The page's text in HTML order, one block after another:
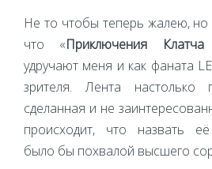
Не то чтобы теперь жалею, но
что «Приключения Клатча
удручают меня и как фаната
зрителя. Лента настолько
сделанная и не
происходит, что назвать её
было бы похвалой высшего